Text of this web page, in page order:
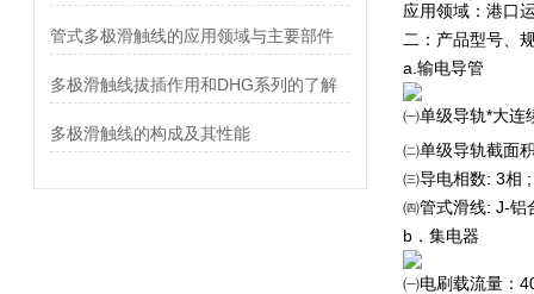
管式多极滑触线的应用领域与主要部件
多极滑触线拔插作用和DHG系列的了解
多极滑触线的构成及其性能
应用领域：港口
二：产品型号、
a.输电导管
㈠单级导轨*大连
㈡单级导轨截面
㈢导电相数: 3相
㈣管式滑线: J-铝
b．集电器
㈠电刷载流量：